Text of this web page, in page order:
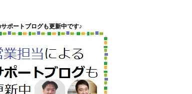
ポートブログも更新中です♪